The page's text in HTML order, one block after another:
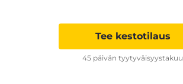
Tee kestotilaus
45 päivän tyytyväisyystakuu